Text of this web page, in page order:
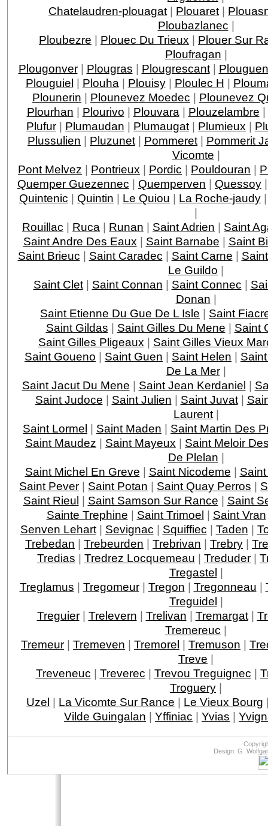
Chatelaudren-plouagat | Plouaret |
Ploubazlanec |
Ploubezre | Plouec Du Trieux | Plouer Sur
Ploufragan |
Plougonver| Plougras | Plougrescant|
Plouguiel | Plouha | Plouisy| Ploulec H |
Plounerin | Plounevez Moedec | Plounevez
Plourhan | Plourivo | Plouvara | Plouzelambre |
Plufur | Plumaudan | Plumaugat | Plumieux |
Plussulien | Pluzunet | Pommeret | Pommerit
Vicomte |
Pont Melvez | Pontrieux | Pordic | Pouldouran |
Quemper Guezennec | Quemperven | Quessoy
Quintenic | Quintin | Le Quiou | La Roche-jaudy
|
Rouillac | Ruca | Runan | Saint Adrien | Saint
Saint Andre Des Eaux | Saint Barnabe | Saint
Saint Brieuc | Saint Caradec | Saint Carne |
Le Guildo |
Saint Clet| Saint Connan | Saint Connec |
Donan |
Saint Etienne Du Gue De L Isle | Saint
Saint Gildas | Saint Gilles Du Mene | Saint
Saint Gilles Pligeaux | Saint Gilles Vieux
Saint Goueno | Saint Guen | Saint Helen |
De La Mer|
Saint Jacut Du Mene | Saint Jean Kerdaniel |
Saint Judoce | Saint Julien | Saint Juvat|
Laurent|
Saint Lormel | Saint Maden | Saint Martin Des
Saint Maudez | Saint Mayeux | Saint Meloir
De Plelan |
Saint Michel En Greve | Saint Nicodeme |
Saint Pever | Saint Potan | Saint Quay Perros |
Saint Rieul | Saint Samson Sur Rance | Saint
Sainte Trephine | Saint Trimoel | Saint Vran
Senven Lehart| Sevignac | Squiffiec | Taden |
Trebedan | Trebeurden | Trebrivan | Trebry |
Tredias | Tredrez Locquemeau | Treduder |
Tregastel |
Treglamus | Tregomeur| Tregon | Tregonneau |
Treguidel |
Treguier| Trelevern | Trelivan | Tremargat|
Tremereuc |
Tremeur | Tremeven | Tremorel | Tremuson |
Treve |
Treveneuc | Treverec | Trevou Treguignec |
Troguery |
Uzel | La Vicomte Sur Rance | Le Vieux Bourg
Vilde Guingalan | Yffiniac | Yvias |
Design: G.